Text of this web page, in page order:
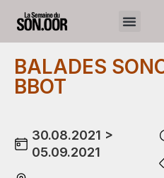
BALADES
BBOT
30.08.2021 >
05.09.2021